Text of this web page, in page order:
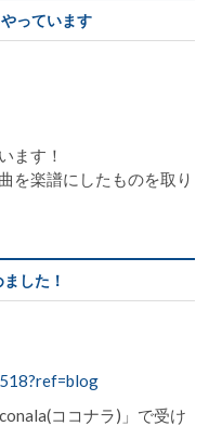
っています
ます！
を楽譜にしたものを取り
した！
ココナラ)」で受け